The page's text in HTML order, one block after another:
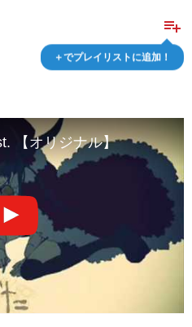
playlist_add
＋でプレイリストに追加！
【オリジナル】